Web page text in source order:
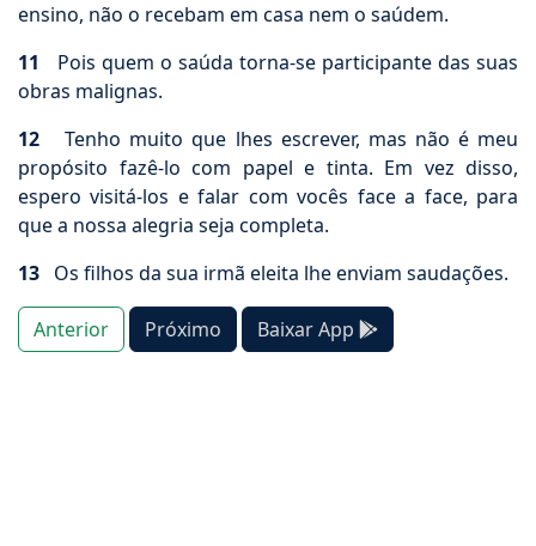
ensino, não o recebam em casa nem o saúdem.
11 Pois quem o saúda torna-se participante das suas
obras malignas.
12 Tenho muito que lhes escrever, mas não é meu
propósito fazê-lo com papel e tinta. Em vez disso,
espero visitá-los e falar com vocês face a face, para
que a nossa alegria seja completa.
13 Os filhos da sua irmã eleita lhe enviam saudações.
Anterior Próximo Baixar App